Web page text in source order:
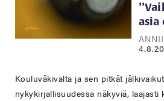
asia
Kouluväkivalta ja sen pitkät
nykykirjallisuudessa näkyviä, laajasti